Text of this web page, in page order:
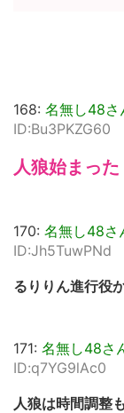
168: 名無し48さ
ID:Bu3PKZG60
人狼始まった
170: 名無し48さ
ID:Jh5TuwPNd
るりりん進行役
171: 名無し48さ
ID:q7YG9lAc0
人狼は時間調整